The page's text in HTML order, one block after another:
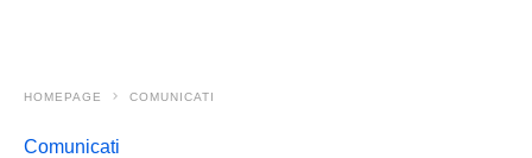
HOMEPAGE COMUNICATI
Comunicati